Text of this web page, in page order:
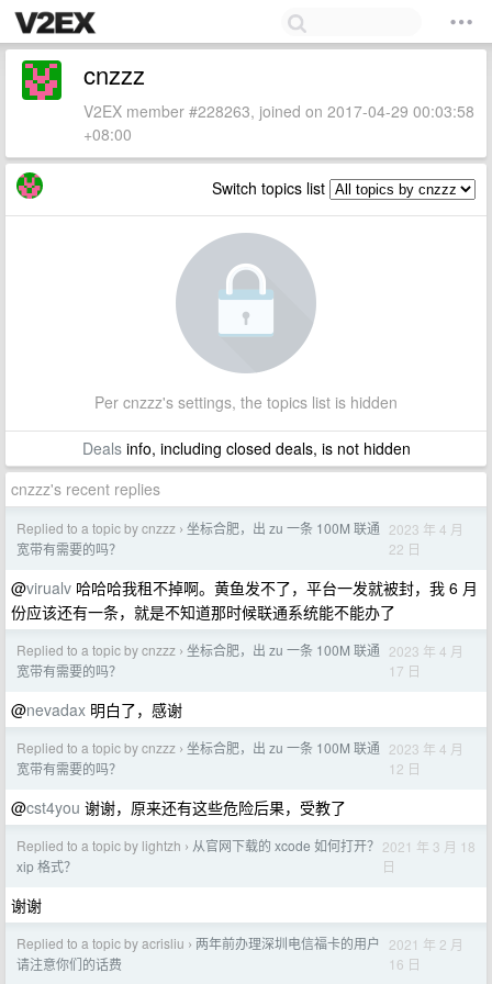
cnzzz
V2EX member #228263, joined on 2017-04-29 00:03:58
+08:00
Switch topics list
Per cnzzz's settings, the topics list is hidden
Dealsinfo, including closed deals, is not hidden
cnzzz's recent replies
Replied to a topic by cnzzz › 坐标合肥，出 zu 一条 100M 联通
宽带有需要的吗？
2023 年 4 月
22 日
@virualv 哈哈哈我租不掉啊。黄鱼发不了，平台一发就被封，我 6 月
份应该还有一条，就是不知道那时候联通系统能不能办了
Replied to a topic by cnzzz › 坐标合肥，出 zu 一条 100M 联通
宽带有需要的吗？
2023 年 4 月
17 日
@nevadax 明白了，感谢
Replied to a topic by cnzzz › 坐标合肥，出 zu 一条 100M 联通
宽带有需要的吗？
2023 年 4 月
12 日
@cst4you 谢谢，原来还有这些危险后果，受教了
Replied to a topic by lightzh › 从官网下载的 xcode 如何打开？
xip 格式？
2021 年 3 月 18
日
谢谢
Replied to a topic by acrisliu › 两年前办理深圳电信福卡的用户
请注意你们的话费
2021 年 2 月
16 日